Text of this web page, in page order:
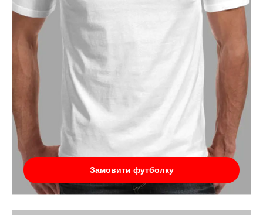
Замовити футболку